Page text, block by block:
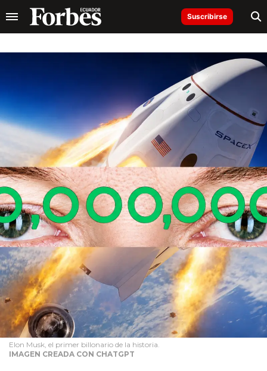
Suscribirse
Elon Musk, el primer billonario de la historia.
IMAGEN CREADA CON CHATGPT